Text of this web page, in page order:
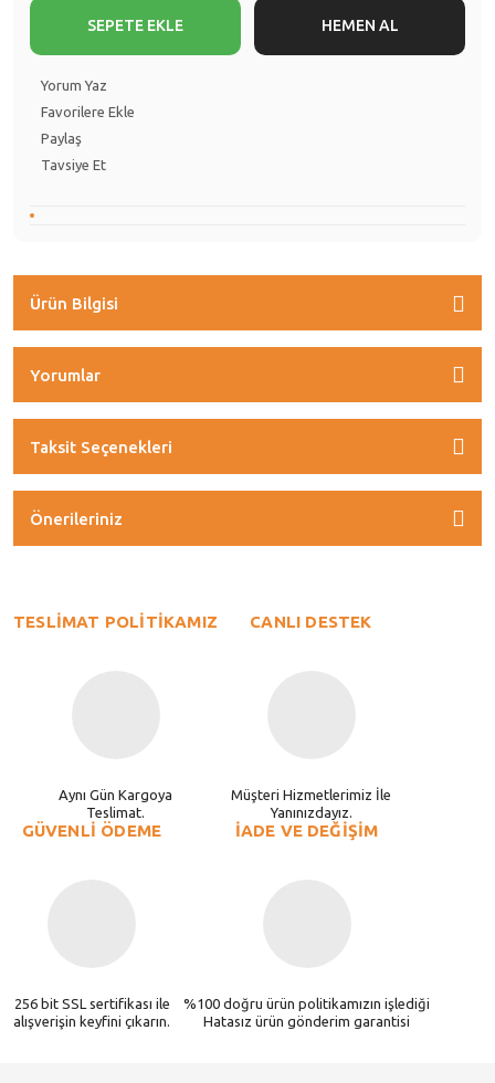
SEPETE EKLE HEMEN AL
Yorum Yaz
Paylaş
Tavsiye Et
Ürün Bilgisi
Yorumlar
Taksit Seçenekleri
Önerileriniz
TESLİMAT POLİTİKAMIZ
Aynı Gün Kargoya
Teslimat.
CANLI DESTEK
Müşteri Hizmetlerimiz İle
Yanınızdayız.
GÜVENLİ ÖDEME
256 bit SSL sertifikası ile
alışverişin keyfini çıkarın.
İADE VE DEĞİŞİM
%100 doğru ürün politikamızın işlediği
Hatasız ürün gönderim garantisi